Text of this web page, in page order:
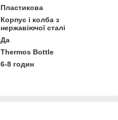
Пластикова
Корпус і колба з
нержавіючої сталі
Да
Thermos Bottle
6-8 годин